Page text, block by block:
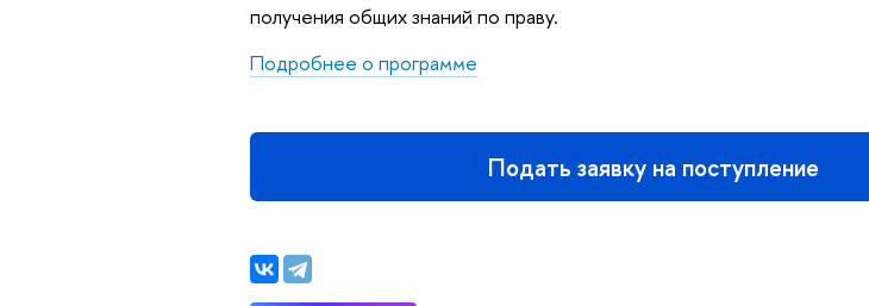
получения общих знаний по праву.
Подробнее о программе
Подать заявку на поступление